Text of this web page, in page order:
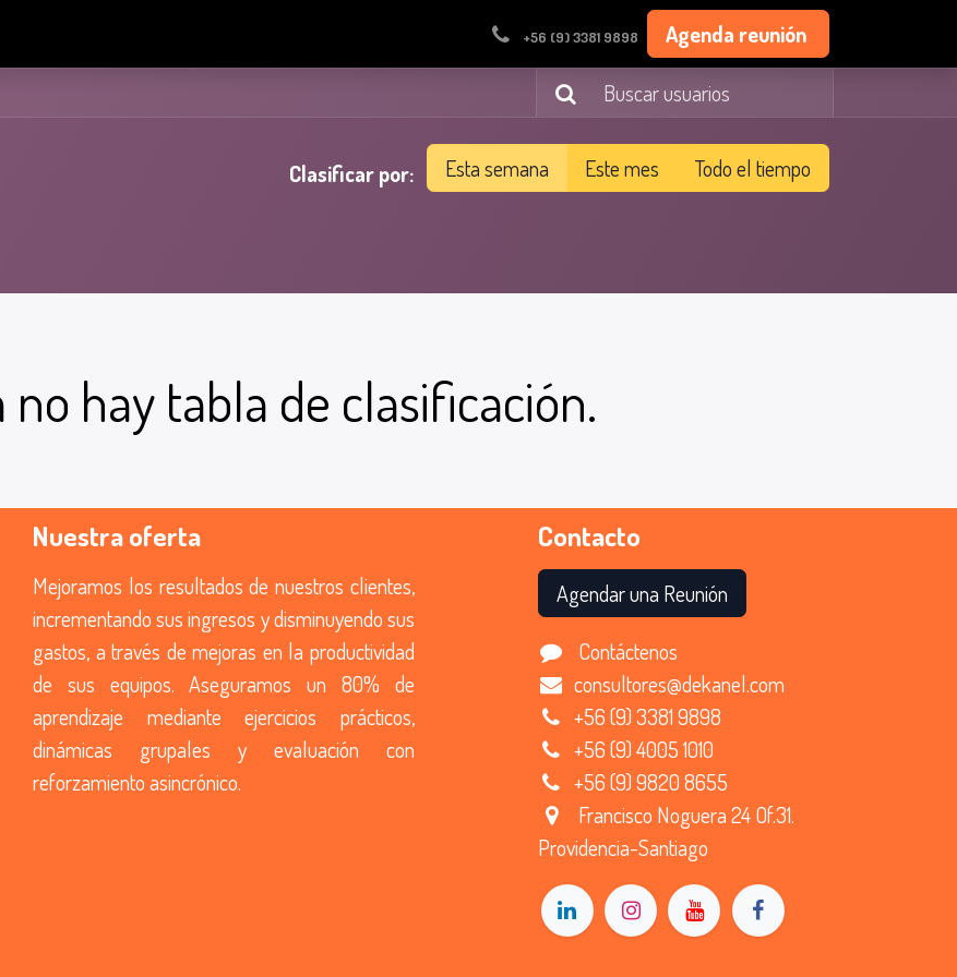
+56 (9) 3381 9898 Agenda reunión
Clasificar por: Esta semana Este mes Todo el tiempo
no hay tabla de clasificación.
Nuestra oferta
Mejoramos los resultados de nuestros clientes,
incrementando sus ingresos y disminuyendo sus
gastos, a través de mejoras en la productividad
de sus equipos. Aseguramos un 80% de
aprendizaje mediante ejercicios prácticos,
dinámicas grupales y evaluación con
reforzamiento asincrónico.
Contacto
Agendaruna Reunión
Contáctenos
consultores@dekanel.com
+56 (9) 3381 9898
+56 (9) 4005 1010
+56 (9) 9820 8655
Francisco Noguera 24 Of.31.
Providencia-Santiago